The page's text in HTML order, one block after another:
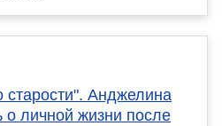
старости". Анджелина
личной жизни после